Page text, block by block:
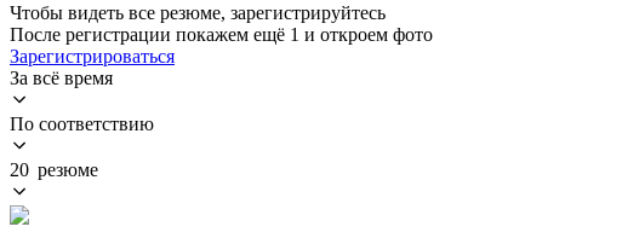
Чтобы видеть все резюме, зарегистрируйтесь
После регистрации покажем ещё 1 и откроем фото
Зарегистрироваться
За всё время
По соответствию
20 резюме